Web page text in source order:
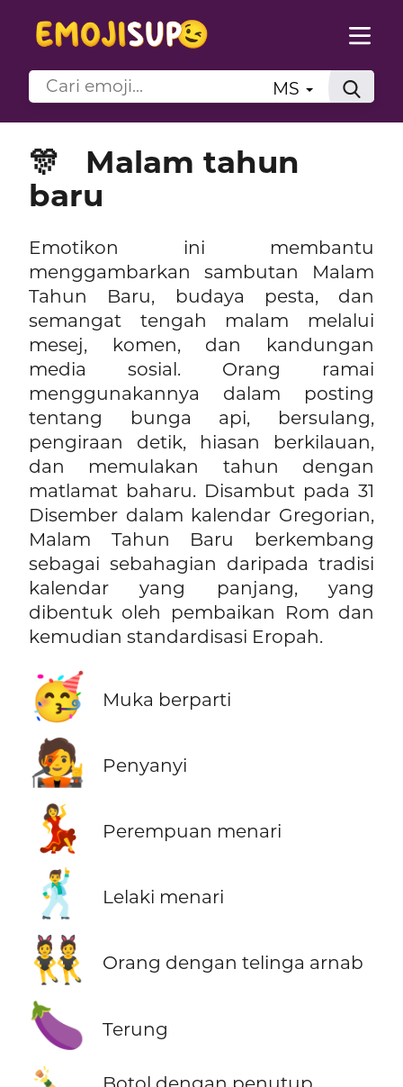
MS
🎊
Malam tahun
baru
Emotikon ini membantu
menggambarkan sambutan Malam
Tahun Baru, budaya pesta, dan
semangat tengah malam melalui
mesej, komen, dan kandungan
media sosial. Orang ramai
menggunakannya dalam posting
tentang bunga api, bersulang,
pengiraan detik, hiasan berkilauan,
dan memulakan tahun dengan
matlamat baharu. Disambut pada 31
Disember dalam kalendar Gregorian,
Malam Tahun Baru berkembang
sebagai sebahagian daripada tradisi
kalendar yang panjang, yang
dibentuk oleh pembaikan Rom dan
kemudian standardisasi Eropah.
🥳 Muka berparti
🧑‍🎤 Penyanyi
💃 Perempuan menari
🕺 Lelaki menari
👯 Orang dengan telinga arnab
🍆 Terung